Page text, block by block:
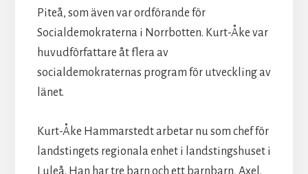
Piteå, som även var ordförande för
Socialdemokraterna i Norrbotten. Kurt-Åke var
huvudförfattare åt flera av
socialdemokraternas program för utveckling av
länet.
Kurt-Åke Hammarstedt arbetar nu som chef för
landstingets regionala enhet i landstingshuset i
Luleå. Han har tre barn och ett barnbarn, Axel.